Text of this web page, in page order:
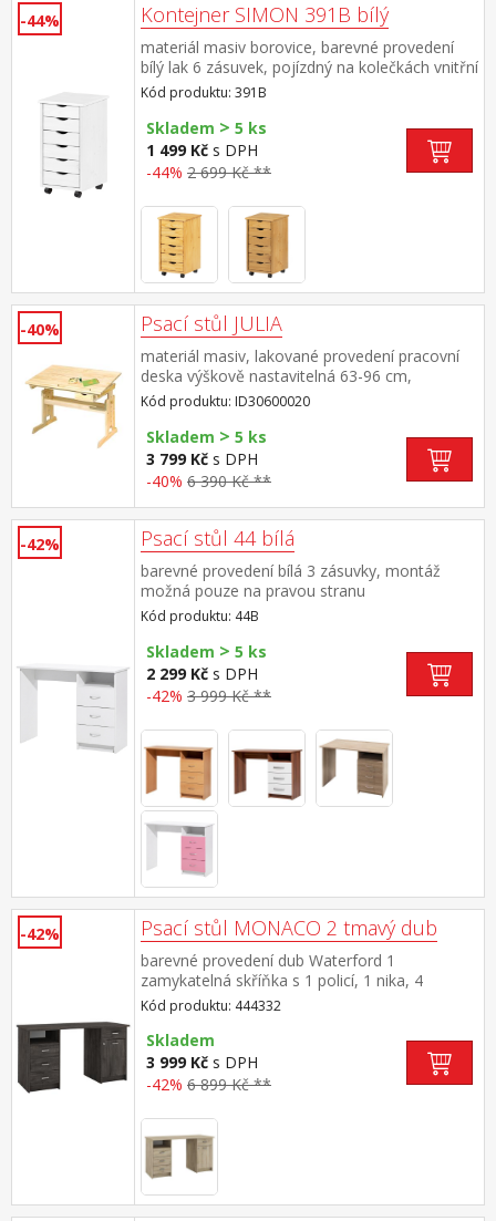
-44% Kontejner SIMON 391B bílý
materiál masiv borovice, barevné provedení
bílý lak 6 zásuvek, pojízdný na kolečkách vnitřní
rozměr zásuvky (š/h/v) 26,7 × 32,5 × 6 cm
Kód produktu: 391B
Skladem > 5 ks
1 499 Kč s DPH
-44% 2 699 Kč **
-40% Psací stůl JULIA
materiál masiv, lakované provedení pracovní
deska výškově nastavitelná 63-96 cm,
naklopitelná pod pracovní deskou zásuvka a
odkládací police
Kód produktu: ID30600020
Skladem > 5 ks
3 799 Kč s DPH
-40% 6 390 Kč **
-42% Psací stůl 44 bílá
barevné provedení bílá 3 zásuvky, montáž
možná pouze na pravou stranu
Kód produktu: 44B
Skladem > 5 ks
2 299 Kč s DPH
-42% 3 999 Kč **
-42% Psací stůl MONACO 2 tmavý dub
barevné provedení dub Waterford 1
zamykatelná skříňka s 1 policí, 1 nika, 4
zásuvky s kovovými pojezdy prostor mezi
zásuvkami a skříňkou 56 cm přední hrana
stolu mírně vykrojena do oblouku maximální
nosnosti uvedeny v návodu k montáži
Kód produktu: 444332
Skladem
3 999 Kč s DPH
-42% 6 899 Kč **